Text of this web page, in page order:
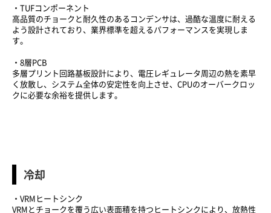
・TUFコンポーネント
高品質のチョークと耐久性のあるコンデンサは、過酷な温度に耐える
よう設計されており、業界標準を超えるパフォーマンスを実現しま
す。
・8層PCB
多層プリント回路基板設計により、電圧レギュレータ周辺の熱を素早
く放散し、システム全体の安定性を向上させ、CPUのオーバークロッ
クに必要な余裕を提供します。
冷却
・VRMヒートシンク
VRMとチョークを覆う広い表面積を持つヒートシンクにより、放熱性